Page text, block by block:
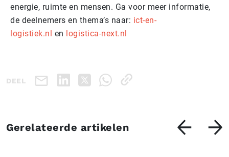
energie, ruimte en mensen. Ga voor meer informatie,
de deelnemers en thema’s naar: ict-en-
logistiek.nl en logistica-next.nl
DEEL
Gerelateerde artikelen